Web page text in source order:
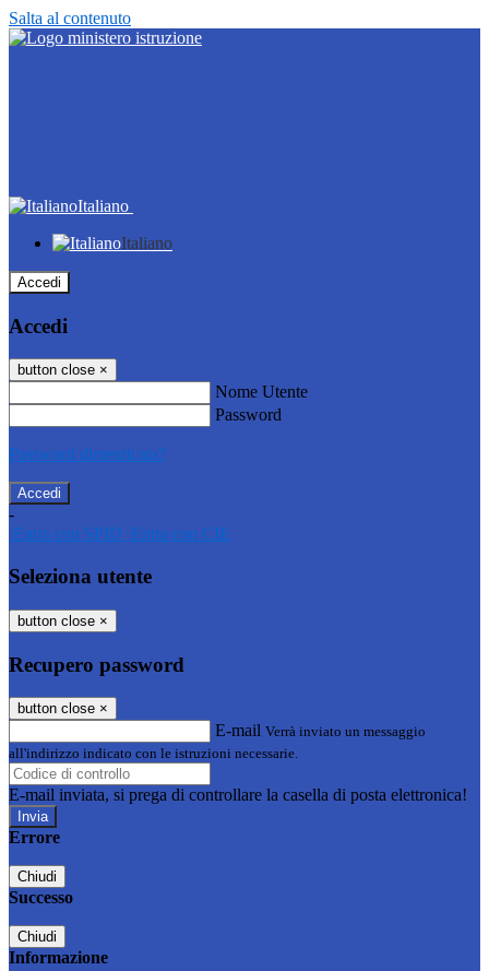
Salta al contenuto
Italiano
Italiano
Accedi
Accedi
button close ×
Nome Utente
Password
Password dimenticata?
-
Entra con SPID Entra con CIE
Seleziona utente
button close ×
Recupero password
button close ×
E-mail Verrà inviato un messaggio
all'indirizzo indicato con le istruzioni necessarie.
E-mail inviata, si prega di controllare la casella di posta elettronica!
Errore
Chiudi
Successo
Chiudi
Informazione